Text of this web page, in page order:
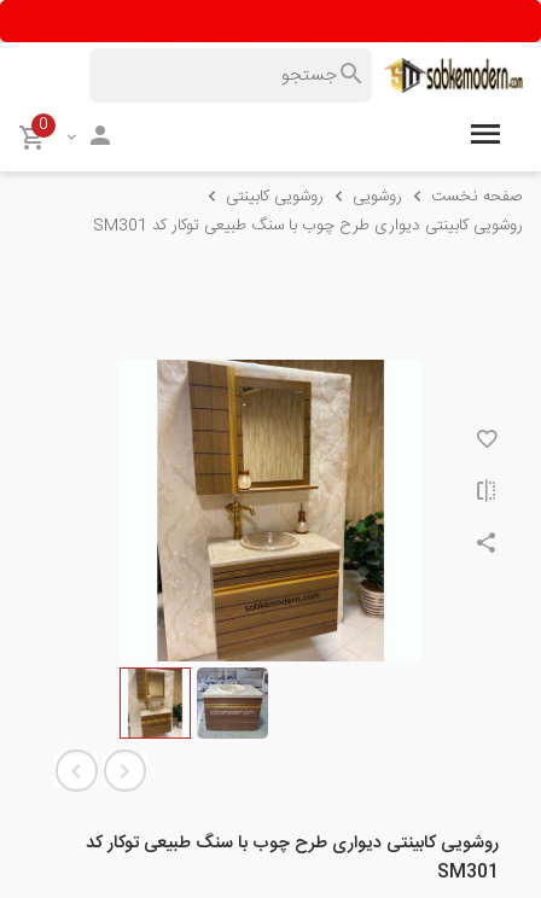
0
صفحه نخست روشویی
روشویی کابینتی
روشویی کابینتی دیواری طرح چوب با سنگ طبیعی توکار کد SM301
روشویی کابینتی دیواری طرح چوب با سنگ طبیعی توکار کد
SM301